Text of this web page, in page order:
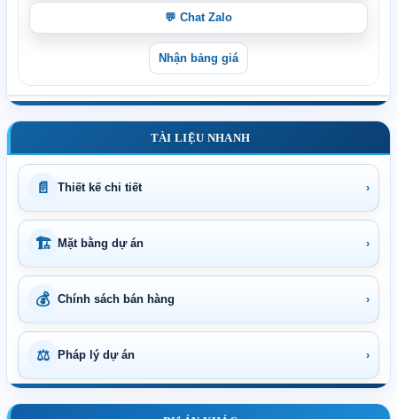
💬 Chat Zalo
Nhận bảng giá
TÀI LIỆU NHANH
📄 Thiết kế chi tiết ›
🏗 Mặt bằng dự án ›
💰 Chính sách bán hàng ›
⚖ Pháp lý dự án ›